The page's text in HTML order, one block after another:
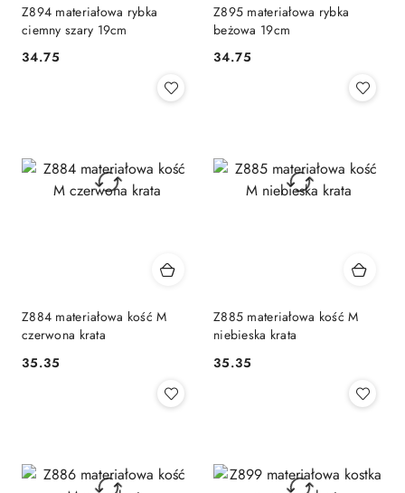
Z894 materiałowa rybka
ciemny szary 19cm
Cena:
34.75
Z895 materiałowa rybka
beżowa 19cm
Cena:
34.75
Z884 materiałowa kość M
czerwona krata
Cena:
35.35
Z885 materiałowa kość M
niebieska krata
Cena:
35.35